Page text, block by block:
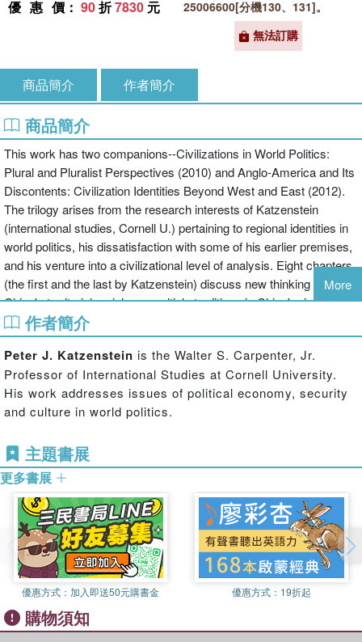
優惠價 ： 90折7830 元
25006600[分機130、131]。
無法訂購
商品簡介 作者簡介
商品簡介
This work has two companions--Civilizations in World Politics:
Plural and Pluralist Perspectives (2010) and Anglo-America and Its
Discontents: Civilization Identities Beyond West and East (2012).
The trilogy arises from the research interests of Katzenstein
(international studies, Cornell U.) pertaining to regional identities in
world politics, his dissatisfaction with some of his earlier premises,
and his venture into a civilizational level of analysis. Eight chapters
(the first and the last by Katzenstein) discuss new thinking about
China's territorial periphery, multiple traditions in China's rise, four
diasporic lives, and Sinicization in comparative perspective, among
other topics. Annotation c2012 Book News, Inc., Portland, OR
(booknews.com)
More
作者簡介
Peter J. Katzenstein is the Walter S. Carpenter, Jr.
Professor of International Studies at Cornell University.
His work addresses issues of political economy, security
and culture in world politics.
主題書展
更多書展
優惠方式： 加入即送50元購書金 優惠方式： 19折起
購物須知